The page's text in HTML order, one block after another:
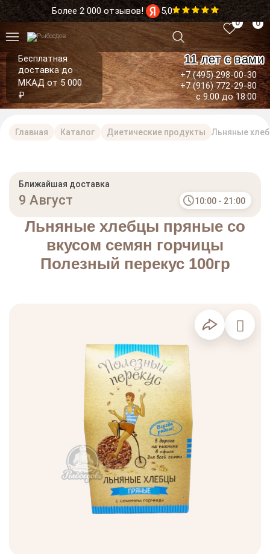
Более 2 000 отзывов! 5,0
Бесплатная
доставка до
МКАД от 5 000
₽
11 лет с вами
+7 (495) 298-00-30
+7 (916) 772-29-80
с 9:00 до 18:00
0 0
Главная Каталог Диетические продукты Льняные
Льняные хлебцы пряные со
вкусом семян горчицы
Полезный перекус 100гр
Ближайшая доставка
9 Август 10:00 - 21:00